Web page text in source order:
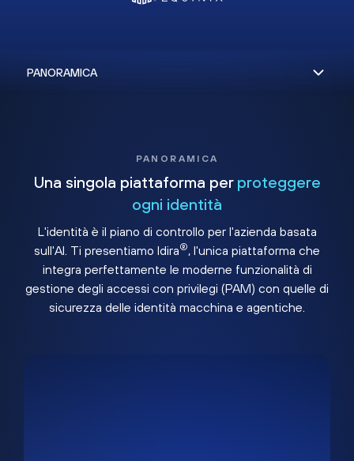
PANORAMICA
Una singola piattaforma per proteggere
ogni identità
L'identità è il piano di controllo per l'azienda basata
sull'AI. Ti presentiamo Idira®, l'unica piattaforma che
integra perfettamente le moderne funzionalità di
gestione degli accessi con privilegi (PAM) con quelle di
sicurezza delle identità macchina e agentiche.